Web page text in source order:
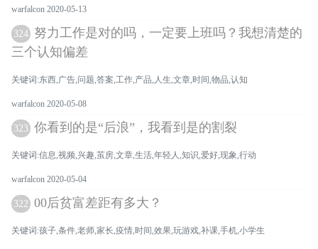
warfalcon 2020-05-13
324 努力工作是对的吗，一定要上班吗？我想清楚的
三个认知偏差
关键词:东西,广告,问题,答案,工作,产品,人生,文章,时间,物品,认知
warfalcon 2020-05-08
323 你看到的是“后浪”，我看到是的割裂
关键词:信息,视频,兴趣,茧房,文章,生活,年轻人,知识,爱好,现象,行动
warfalcon 2020-05-04
322 00后贫富差距有多大？
关键词:孩子,条件,老师,家长,疫情,时间,效果,玩游戏,补课,手机,小学生